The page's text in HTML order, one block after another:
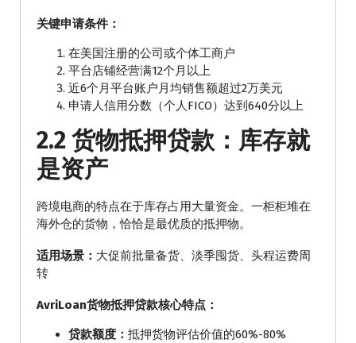
关键申请条件：
在美国注册的公司或个体工商户
平台店铺经营满12个月以上
近6个月平台账户月均销售额超过2万美元
申请人信用分数（个人FICO）达到640分以上
2.2 货物抵押贷款：库存就
是资产
跨境电商的特点在于库存占用大量资金。一柜柜堆在
海外仓的货物，恰恰是最优质的抵押物。
适用场景： 大促前批量备货、淡季囤货、头程运费周
转
AvriLoan货物抵押贷款核心特点：
贷款额度： 抵押货物评估价值的60%-80%